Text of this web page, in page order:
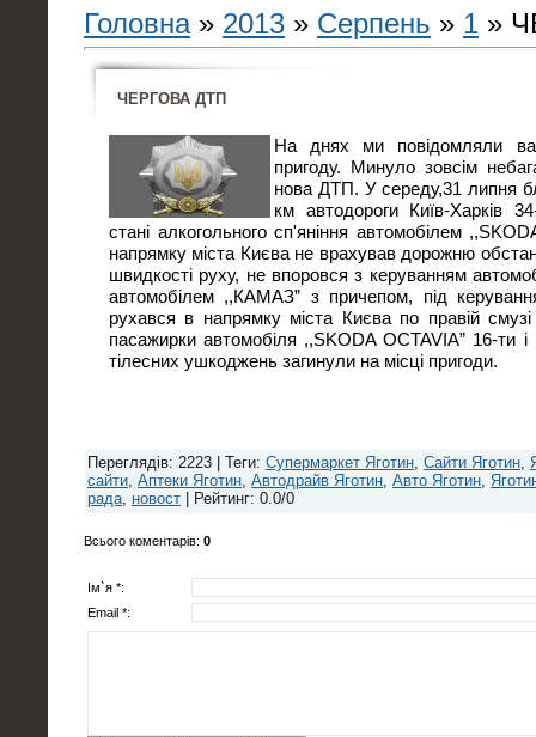
Головна» 2013 » Серпень » 1 »
ЧЕРГОВА ДТП
На днях ми повідомляли
пригоду. Минуло зовсім
нова ДТП. У середу,31 липня
км автодороги Київ-Харків
стані алкогольного сп'яніння автомобілем
напрямку міста Києва не врахував дорожню
швидкості руху, не впоровся з керуванням
автомобілем ,,КАМАЗ” з причепом, під
рухався в напрямку міста Києва по правій
пасажирки автомобіля ,,SKODA OCTAVIA” 16-ти і
тілесних ушкоджень загинули на місці пригоди.
Переглядів: 2223 | Теги: Супермаркет Яготин, Сайти Яготин,
сайти, Аптеки Яготин, Автодрайв Яготин, Авто Яготин,
рада, новост Рейтинг: 0.0/0
Всього коментарів: 0
Ім`я *:
Email *: